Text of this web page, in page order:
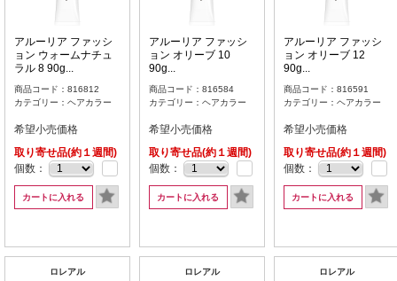
アルーリア ファッシ
ョン ウォームナチュ
ラル 8 90g...
商品コード：816812
カテゴリー：ヘアカラー
希望小売価格
取り寄せ品(約１週間)
個数：
カートに入れる
アルーリア ファッシ
ョン オリーブ 10
90g...
商品コード：816584
カテゴリー：ヘアカラー
希望小売価格
取り寄せ品(約１週間)
個数：
カートに入れる
アルーリア ファッシ
ョン オリーブ 12
90g...
商品コード：816591
カテゴリー：ヘアカラー
希望小売価格
取り寄せ品(約１週間)
個数：
カートに入れる
ロレアル ロレアル ロレアル